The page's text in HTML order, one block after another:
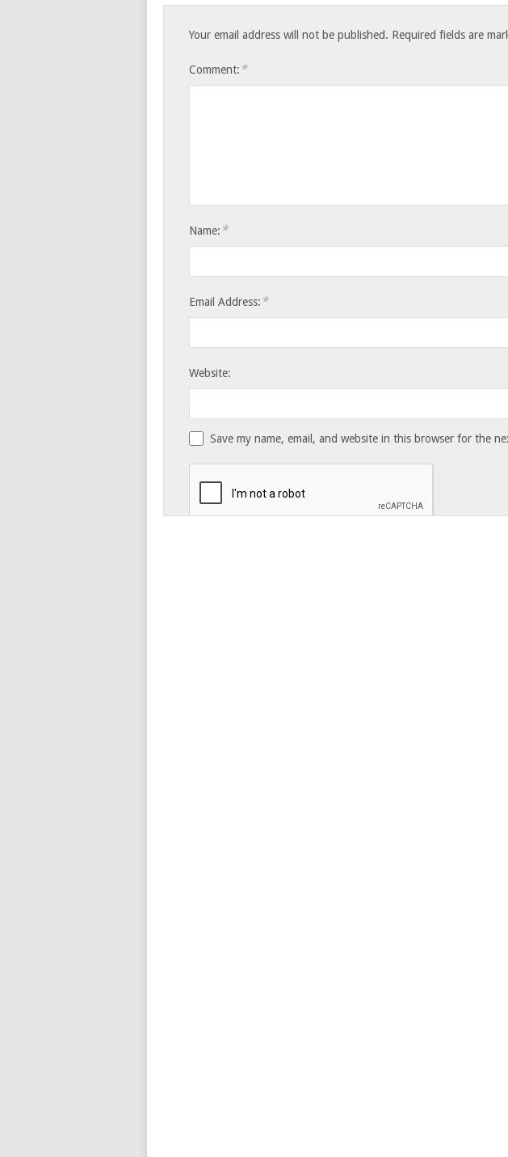
Your email address will not be published. Required fields are
Comment: *
Name: *
Email Address: *
Website:
Save my name, email, and website in this browser for the